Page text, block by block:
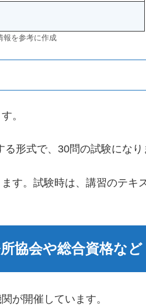
報を参考に作成
。
形式で、30問の試験になり
す。試験時は、講習のテキ
協会や総合資格など
が開催しています。